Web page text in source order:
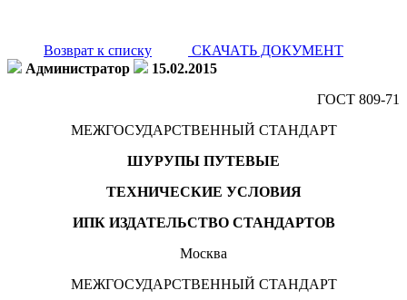
Возврат к списку
СКАЧАТЬ ДОКУМЕНТ
Администратор
15.02.2015
ГОСТ 809-71
МЕЖГОСУДАРСТВЕННЫЙ СТАНДАРТ
ШУРУПЫ ПУТЕВЫЕ
ТЕХНИЧЕСКИЕ УСЛОВИЯ
ИПК ИЗДАТЕЛЬСТВО СТАНДАРТОВ
Москва
МЕЖГОСУДАРСТВЕННЫЙ СТАНДАРТ